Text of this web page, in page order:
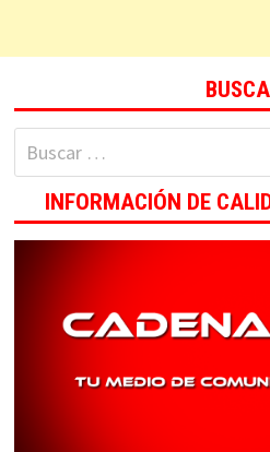
Buscar:
INFORMACIÓN DE